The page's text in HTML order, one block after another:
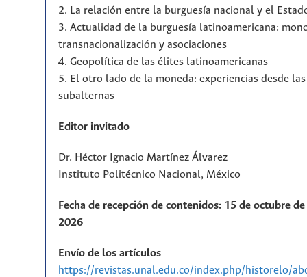
2. La relación entre la burguesía nacional y el
3. Actualidad de la burguesía latinoamericana:
transnacionalización y asociaciones
4. Geopolítica de las élites latinoamericanas
5. El otro lado de la moneda: experiencias desde
subalternas
Editor invitado
Dr. Héctor Ignacio Martínez Álvarez
Instituto Politécnico Nacional, México
Fecha de recepción de contenidos: 15 de octubre
2026
Envío de los artículos
https://revistas.unal.edu.co/index.php/historelo/